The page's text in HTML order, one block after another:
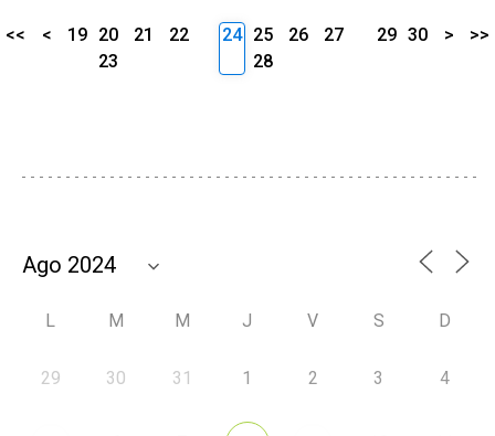
<< < 19 20 21
22
23
24 25 26
27
28
29 30 > >>
L M M J V S D
29 30 31 1 2 3 4